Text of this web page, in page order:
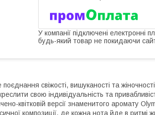
У компанії підключені електронні
будь-який товар не покидаючи
свіжості, вишуканості та
свою індивідуальність та
квітковій версії знаменитого аромату
композиції, де кожна нота йде в ритмі